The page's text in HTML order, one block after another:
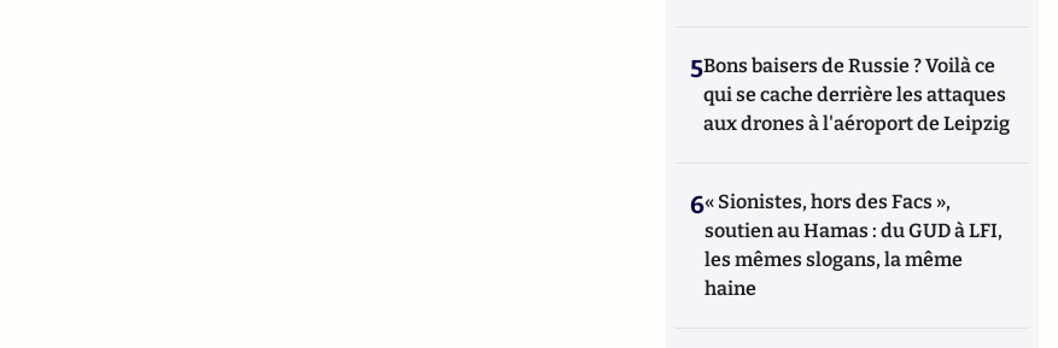
5Bons baisers de Russie ? Voilà ce
qui se cache derrière les attaques
aux drones à l'aéroport de Leipzig
6« Sionistes, hors des Facs »,
soutien au Hamas : du GUD à LFI,
les mêmes slogans, la même
haine